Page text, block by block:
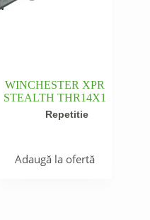
WINCHESTER XPR
STEALTH THR14X1
Repetitie
Adaugă la ofertă